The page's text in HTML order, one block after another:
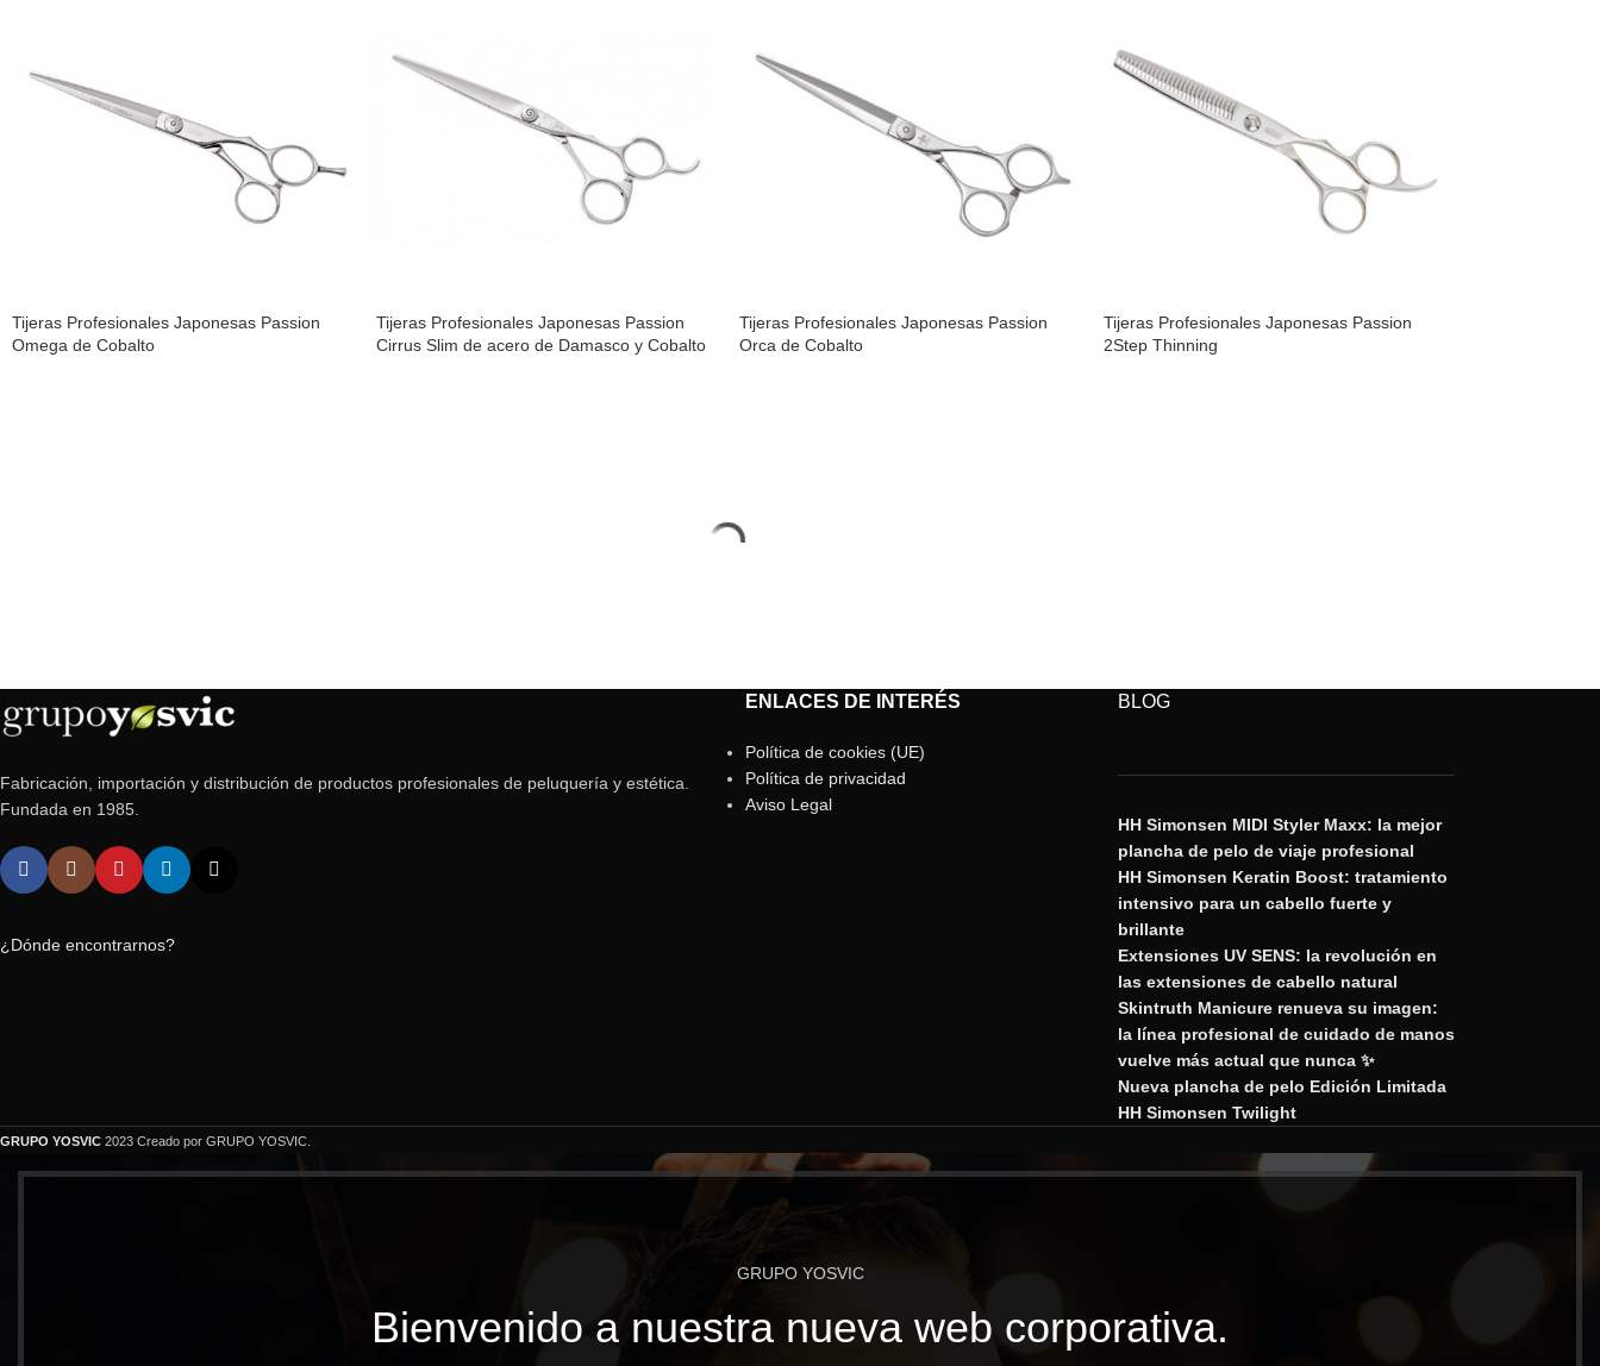
Tijeras Profesionales Japonesas Passion
Omega de Cobalto
Tijeras Profesionales Japonesas Passion
Cirrus Slim de acero de Damasco y Cobalto
Tijeras Profesionales Japonesas Passion
Orca de Cobalto
Tijeras Profesionales Japonesas Passion
2Step Thinning
Fabricación, importación y distribución de productos profesionales de peluquería y estética.
Fundada en 1985.
¿Dónde encontrarnos?
ENLACES DE INTERÉS
Política de cookies (UE)
Política de privacidad
Aviso Legal
BLOG
HH Simonsen MIDI Styler Maxx: la mejor
plancha de pelo de viaje profesional
HH Simonsen Keratin Boost: tratamiento
intensivo para un cabello fuerte y
brillante
Extensiones UV SENS: la revolución en
las extensiones de cabello natural
Skintruth Manicure renueva su imagen:
la línea profesional de cuidado de manos
vuelve más actual que nunca ✨
Nueva plancha de pelo Edición Limitada
HH Simonsen Twilight
GRUPO YOSVIC 2023 Creado por GRUPO YOSVIC.
GRUPO YOSVIC
Bienvenido a nuestra nueva web corporativa.